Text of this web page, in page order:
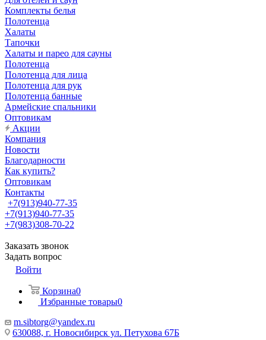
Комплекты белья
Полотенца
Халаты
Тапочки
Халаты и парео для сауны
Полотенца
Полотенца для лица
Полотенца для рук
Полотенца банные
Армейские спальники
Оптовикам
Акции
Компания
Новости
Благодарности
Как купить?
Оптовикам
Контакты
+7(913)940-77-35
+7(913)940-77-35
+7(983)308-70-22
Заказать звонок
Задать вопрос
Войти
Корзина0
Избранные товары0
m.sibtorg@yandex.ru
630088, г. Новосибирск ул. Петухова 67Б